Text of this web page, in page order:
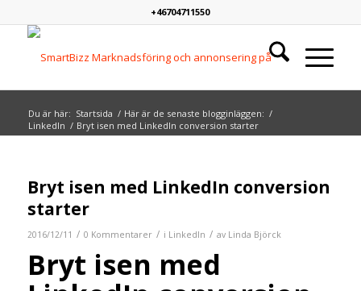
+46704711550
Du är här: Startsida / Här är de senaste blogginläggen: /
LinkedIn / Bryt isen med LinkedIn conversion starter
Bryt isen med LinkedIn conversion
starter
2016/12/11 / 0 Kommentarer / i LinkedIn / av Linda Björck
Bryt isen med